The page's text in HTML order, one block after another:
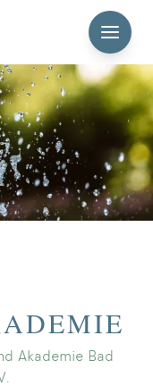
MENÜ
Akademie Bad